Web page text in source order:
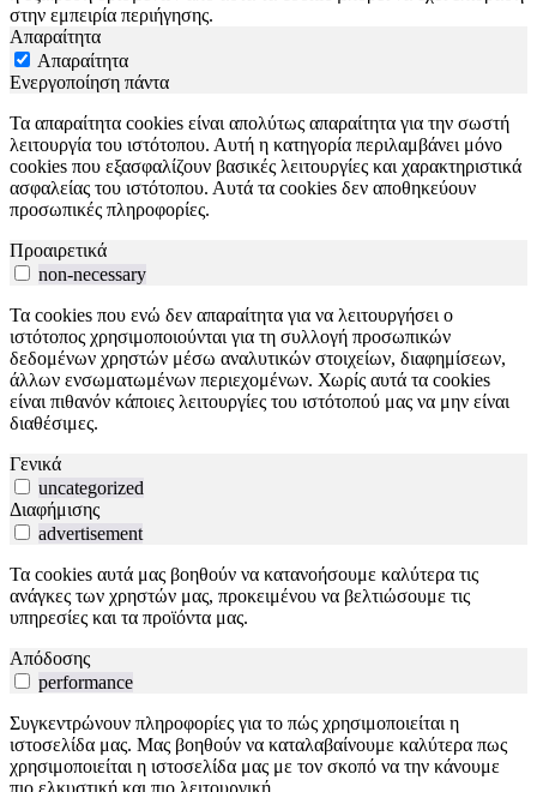
στην εμπειρία περιήγησης.
Απαραίτητα
Απαραίτητα
Ενεργοποίηση πάντα
Τα απαραίτητα cookies είναι απολύτως απαραίτητα για την σωστή
λειτουργία του ιστότοπου. Αυτή η κατηγορία περιλαμβάνει μόνο
cookies που εξασφαλίζουν βασικές λειτουργίες και χαρακτηριστικά
ασφαλείας του ιστότοπου. Αυτά τα cookies δεν αποθηκεύουν
προσωπικές πληροφορίες.
Προαιρετικά
non-necessary
Τα cookies που ενώ δεν απαραίτητα για να λειτουργήσει ο
ιστότοπος χρησιμοποιούνται για τη συλλογή προσωπικών
δεδομένων χρηστών μέσω αναλυτικών στοιχείων, διαφημίσεων,
άλλων ενσωματωμένων περιεχομένων. Χωρίς αυτά τα cookies
είναι πιθανόν κάποιες λειτουργίες του ιστότοπού μας να μην είναι
διαθέσιμες.
Γενικά
uncategorized
Διαφήμισης
advertisement
Τα cookies αυτά μας βοηθούν να κατανοήσουμε καλύτερα τις
ανάγκες των χρηστών μας, προκειμένου να βελτιώσουμε τις
υπηρεσίες και τα προϊόντα μας.
Απόδοσης
performance
Συγκεντρώνουν πληροφορίες για το πώς χρησιμοποιείται η
ιστοσελίδα μας. Μας βοηθούν να καταλαβαίνουμε καλύτερα πως
χρησιμοποιείται η ιστοσελίδα μας με τον σκοπό να την κάνουμε
πιο ελκυστική και πιο λειτουργική.